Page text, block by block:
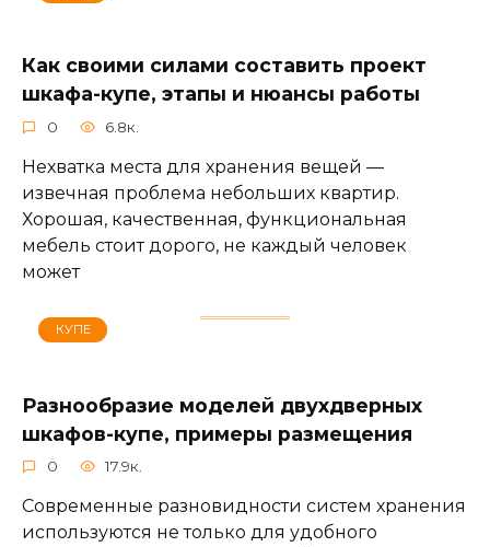
Как своими силами составить проект
шкафа-купе, этапы и нюансы работы
0 6.8к.
Нехватка места для хранения вещей —
извечная проблема небольших квартир.
Хорошая, качественная, функциональная
мебель стоит дорого, не каждый человек
может
КУПЕ
Разнообразие моделей двухдверных
шкафов-купе, примеры размещения
0 17.9к.
Современные разновидности систем хранения
используются не только для удобного